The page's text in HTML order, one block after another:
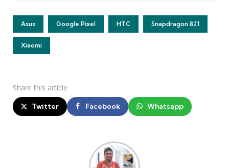
Asus Google Pixel HTC Snapdragon 821
Xiaomi
Share this article
Twitter Facebook Whatsapp